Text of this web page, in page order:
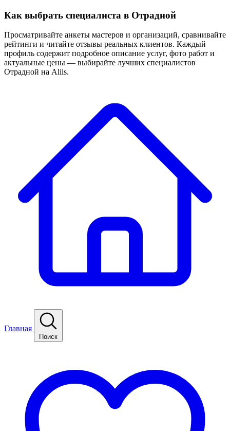
Как выбрать специалиста в Отрадной
Просматривайте анкеты мастеров и организаций, сравнивайте
рейтинги и читайте отзывы реальных клиентов. Каждый
профиль содержит подробное описание услуг, фото работ и
актуальные цены — выбирайте лучших специалистов
Отрадной на Aliis.
Главная
Поиск